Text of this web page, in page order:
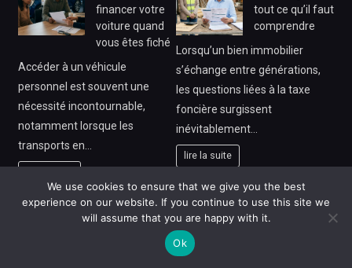
financer votre
voiture quand
vous êtes fiché
Accéder à un véhicule
personnel est souvent une
nécessité incontournable,
notamment lorsque les
transports en…
tout ce qu’il faut
comprendre
Lorsqu’un bien immobilier
s’échange entre générations,
les questions liées à la taxe
foncière surgissent
inévitablement…
lire la suite
Les stratégies
pour vivre de
Comment
débuter dans la
We use cookies to ensure that we give you the best
experience on our website. If you continue to use this site we
will assume that you are happy with it.
Ok